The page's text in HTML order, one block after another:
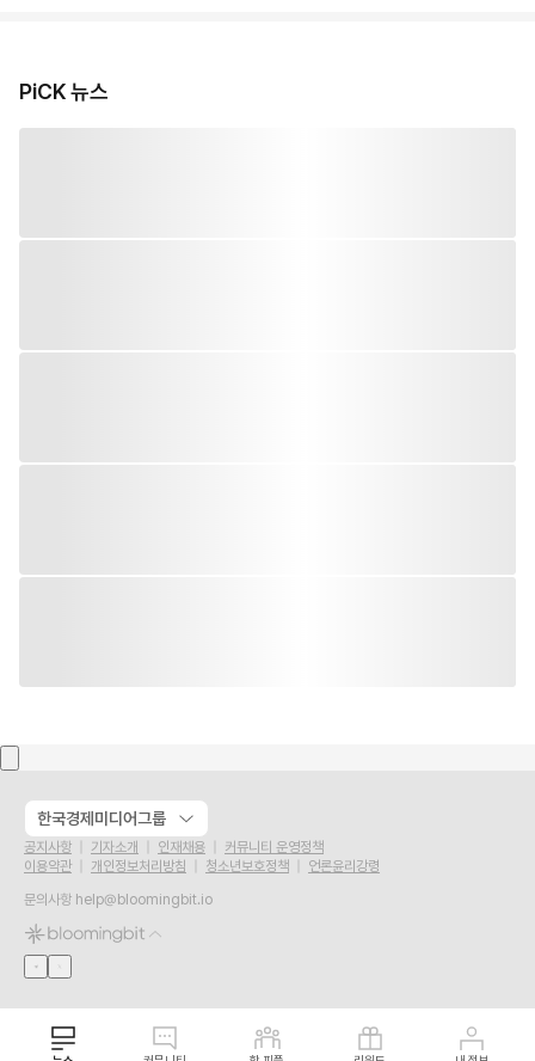
PiCK 뉴스
한국경제미디어그룹
공지사항 기자소개 인재채용
커뮤니티 운영정책
이용약관
개인정보처리방침 청소년보호정책
언론윤리강령
문의사항 help@bloomingbit.io